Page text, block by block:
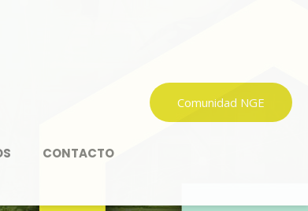
CONTACTO
Comunidad NGE